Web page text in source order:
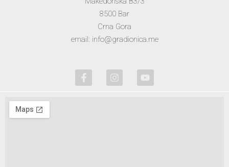
8500 Bar
Crna Gora
email: info@gradionica.me